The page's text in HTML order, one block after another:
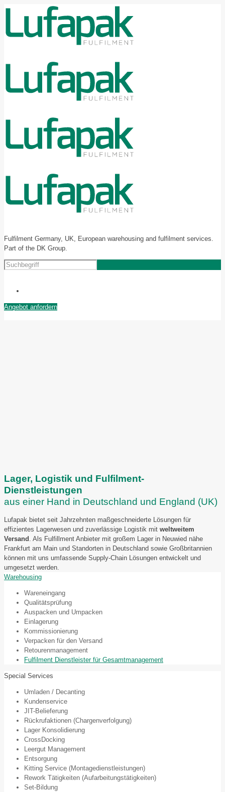
Fulfilment Germany, UK, European warehousing and fulfilment services.
Part of the DK Group.
Angebot anfordern
Lager, Logistik und Fulfilment-
Dienstleistungen
aus einer Hand in Deutschland und England (UK)
Lufapak bietet seit Jahrzehnten maßgeschneiderte Lösungen für
effizientes Lagerwesen und zuverlässige Logistik mit weltweitem
Versand . Als Fulfillment Anbieter mit großem Lager in Neuwied nähe
Frankfurt am Main und Standorten in Deutschland sowie Großbritannien
können mit uns umfassende Supply-Chain Lösungen entwickelt und
umgesetzt werden.
Warehousing
Wareneingang
Qualitätsprüfung
Auspacken und Umpacken
Einlagerung
Kommissionierung
Verpacken für den Versand
Retourenmanagement
Fulfilment Dienstleister für Gesamtmanagement
Special Services
Umladen / Decanting
Kundenservice
JIT-Belieferung
Rückrufaktionen (Chargenverfolgung)
Lager Konsolidierung
CrossDocking
Leergut Management
Entsorgung
Kitting Service (Montagedienstleistungen)
Rework Tätigkeiten (Aufarbeitungstätigkeiten)
Set-Bildung